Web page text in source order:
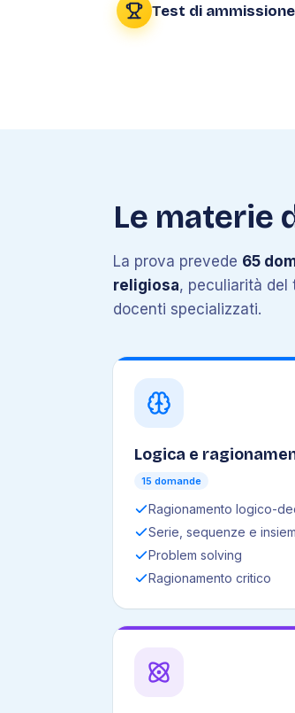
Test di
Le materie
La prova prevede 65
religiosa, peculiarità del
docenti specializzati.
Logica e
15 domande
Ragionamento logico-
Serie, sequenze e
Problem solving
Ragionamento critico